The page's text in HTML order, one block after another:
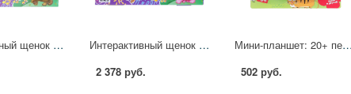
Интерактивный щенок Берти, 22 см, ходит, озвучен, голова поворачивается, Мой питомец JX-14259 (10)
Интерактивный щенок Рози, 22 см, ходит, озвучен, голова поворачивается, Мой питомец JX-14266 (10)
2 378 руб.
Мини-планшет: 20+ песен, фраз и звуков Синий Трактор УМка HT1279-R
502 руб.